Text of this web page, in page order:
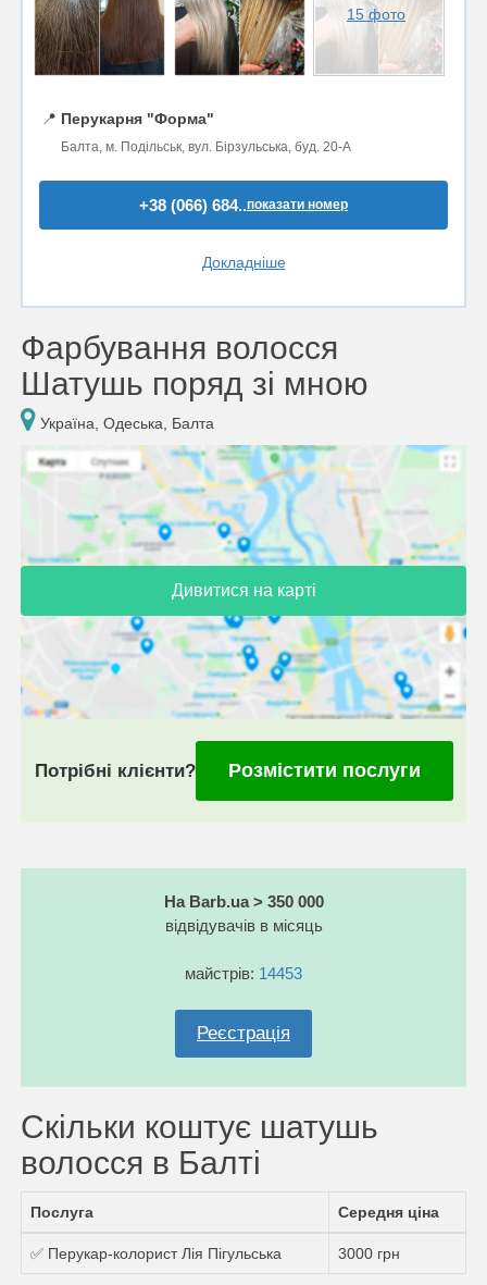
15 фото
📍 Перукарня "Форма"
Балта, м. Подільськ, вул. Бірзульська, буд. 20-А
+38 (066) 684..показати номер
Докладніше
Фарбування волосся
Шатушь поряд зі мною
Україна, Одеська, Балта
Дивитися на карті
Потрібні клієнти? Розмістити послуги
На Barb.ua > 350 000
відвідувачів в місяць
майстрів: 14453
Реєстрація
Скільки коштує шатушь
волосся в Балті
Послуга Середня ціна
✅ Перукар-колорист Лія Пігульська 3000 грн